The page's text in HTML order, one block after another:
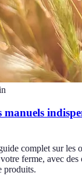
manuels
complet sur les
ferme, avec des
produits.